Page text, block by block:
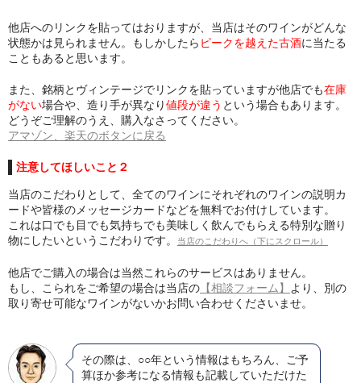
他店へのリンクを貼ってはおりますが、当店はそのワインがどんな
状態かは見られません。もしかしたら ピークを越えた古酒に当たる
こともあると思います。
また、銘柄とヴィンテージでリンクを貼っていますが他店でも在庫
がない場合や、造り手が異なり値段が違う という場合もあります。
どうぞご理解のうえ、購入なさってください。
アマゾン、楽天のボタンに戻る
注意してほしいこと２
当店のこだわりとして、全てのワインにそれぞれのワインの説明カ
ードや皆様のメッセージカードなどを無料でお付けしています。
これは口でも目でも気持ちでも美味しく飲んでもらえる特別な贈り
物にしたいというこだわりです。
当店のこだわりへ（下にスクロール）
他店でご購入の場合は当然これらのサービスはありません。
もし、こられをご希望の場合は当店の 【相談フォーム】 より、別の
取り寄せ可能なワインがないかお問い合わせくださいませ。
その際は、○○年という情報はもちろん、ご予
算ほか参考になる情報も記載していただけた